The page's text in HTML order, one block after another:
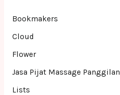
Bookmakers
Cloud
Flower
Jasa Pijat Massage Panggilan
Lists